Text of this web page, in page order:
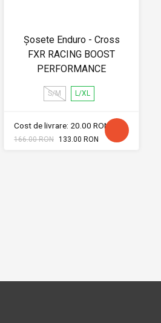
Șosete Enduro - Cross
FXR RACING BOOST
PERFORMANCE
S/M L/XL
Cost de livrare: 20.00 RON
166.00 RON 133.00 RON